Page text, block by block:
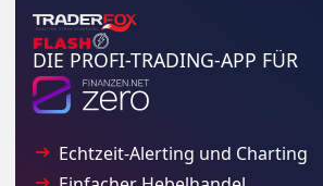
DIE PROFI-TRADING-APP FÜR
Echtzeit-Alerting und Charting